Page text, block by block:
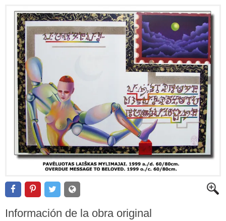
Información de la obra original